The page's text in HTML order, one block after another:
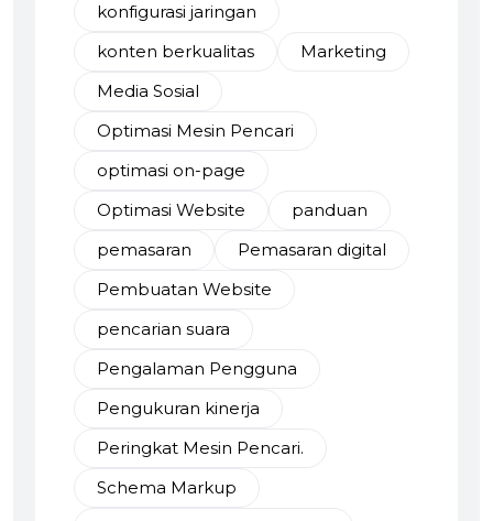
konfigurasi jaringan
konten berkualitas
Marketing
Media Sosial
Optimasi Mesin Pencari
optimasi on-page
Optimasi Website
panduan
pemasaran
Pemasaran digital
Pembuatan Website
pencarian suara
Pengalaman Pengguna
Pengukuran kinerja
Peringkat Mesin Pencari.
Schema Markup